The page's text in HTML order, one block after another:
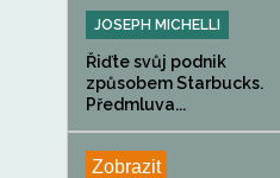
JOSEPH MICHELLI
Řiďte svůj podnik
způsobem Starbucks.
Předmluva...
Zobrazit